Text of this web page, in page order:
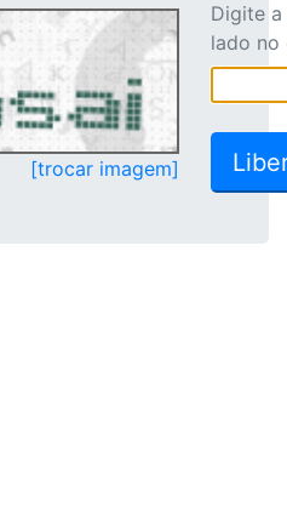
[trocar imagem]
Digite
lado no